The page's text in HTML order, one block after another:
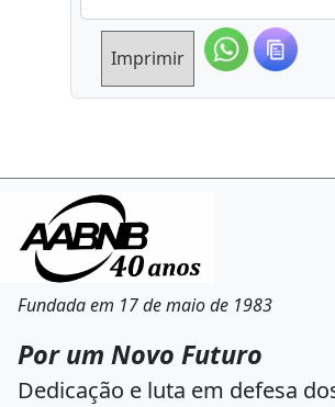
Imprimir
Fundada em 17 de maio de 1983
Por um Novo Futuro
Dedicação e luta em defesa